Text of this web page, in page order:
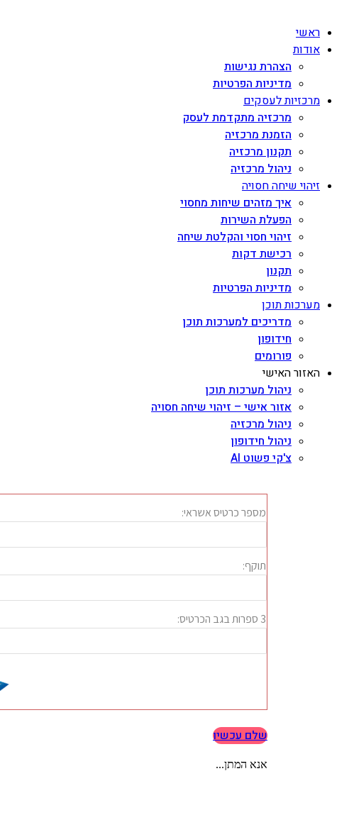
ראשי
אודות
הצהרת נגישות
מדיניות הפרטיות
מרכזיות לעסקים
מרכזיה מתקדמת לעסק
הזמנת מרכזיה
תקנון מרכזיה
ניהול מרכזיה
זיהוי שיחה חסויה
איך מזהים שיחות מחסוי
הפעלת השירות
זיהוי חסוי והקלטת שיחה
רכישת דקות
תקנון
מדיניות הפרטיות
מערכות תוכן
מדריכים למערכות תוכן
חידופון
פורומים
האזור האישי
ניהול מערכות תוכן
אזור אישי – זיהוי שיחה חסויה
ניהול מרכזיה
ניהול חידופון
צ'קי פשוט AI
שלם עכשיו
אנא המתן...